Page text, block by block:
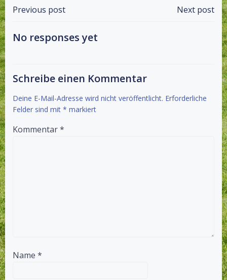
Beitragsnavigation
Previous post Next post
No responses yet
Schreibe einen Kommentar
Deine E-Mail-Adresse wird nicht veröffentlicht. Erforderliche
Felder sind mit * markiert
Kommentar*
Name *